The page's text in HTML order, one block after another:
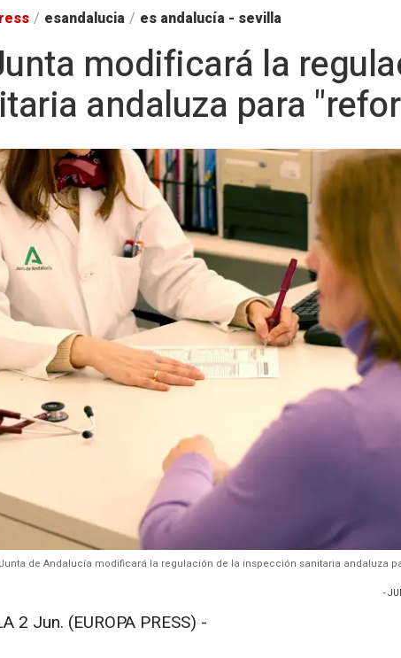
/ esandalucia / es andalucía - sevilla
modificará la
andaluza para
de Andalucía modificará la regulación de la inspección sanitaria andaluza
-
2 Jun. (EUROPA PRESS) -